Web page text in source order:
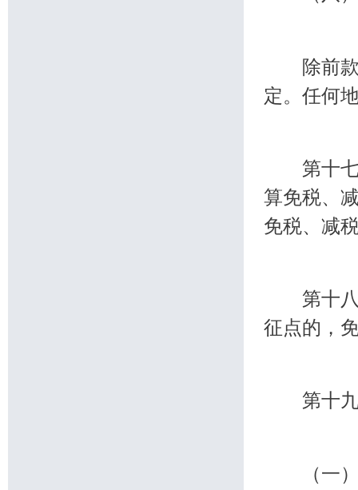
除前款
定。任何
第十七
算免税、
免税、减
第十八
征点的，
第十九
（一）